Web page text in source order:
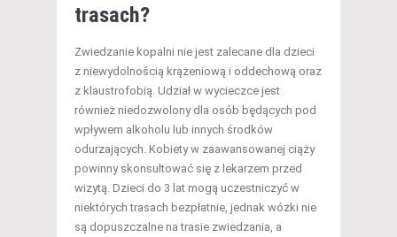
trasach?
Zwiedzanie kopalni nie jest zalecane dla dzieci
z niewydolnością krążeniową i oddechową oraz
z klaustrofobią. Udział w wycieczce jest
również niedozwolony dla osób będących pod
wpływem alkoholu lub innych środków
odurzających. Kobiety w zaawansowanej ciąży
powinny skonsultować się z lekarzem przed
wizytą. Dzieci do 3 lat mogą uczestniczyć w
niektórych trasach bezpłatnie, jednak wózki nie
są dopuszczalne na trasie zwiedzania, a